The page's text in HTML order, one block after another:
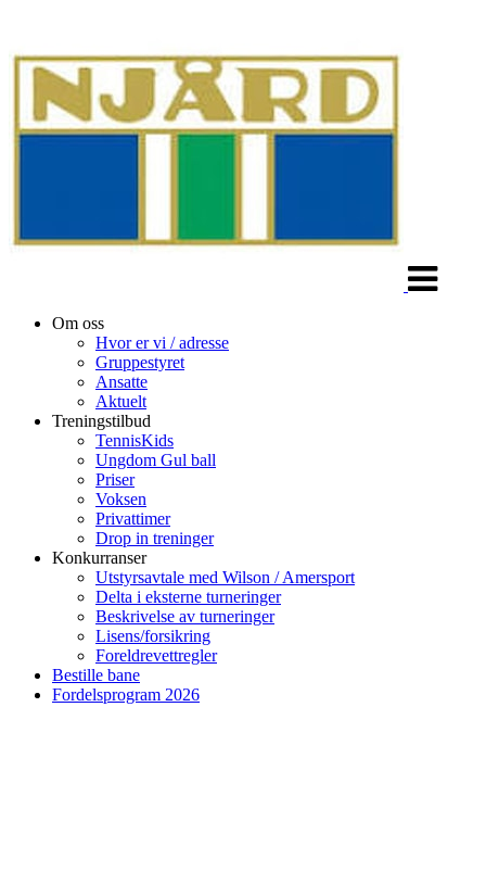
Om oss
Hvor er vi / adresse
Gruppestyret
Ansatte
Aktuelt
Treningstilbud
TennisKids
Ungdom Gul ball
Priser
Voksen
Privattimer
Drop in treninger
Konkurranser
Utstyrsavtale med Wilson / Amersport
Delta i eksterne turneringer
Beskrivelse av turneringer
Lisens/forsikring
Foreldrevettregler
Bestille bane
Fordelsprogram 2026